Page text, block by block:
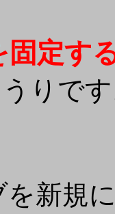
定す
りで
新規